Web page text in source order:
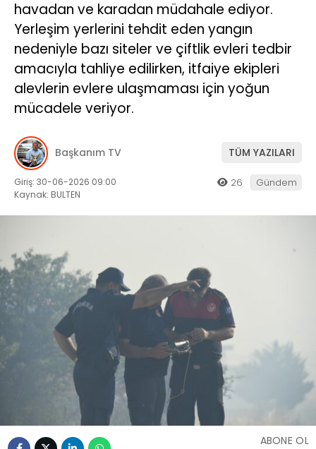
havadan ve karadan müdahale ediyor.
Yerleşim yerlerini tehdit eden yangın
nedeniyle bazı siteler ve çiftlik evleri tedbir
amacıyla tahliye edilirken, itfaiye ekipleri
alevlerin evlere ulaşmaması için yoğun
mücadele veriyor.
Başkanım TV TÜM YAZILARI
Giriş: 30-06-2026 09:00
Kaynak: BULTEN
26 Gündem
ABONE OL